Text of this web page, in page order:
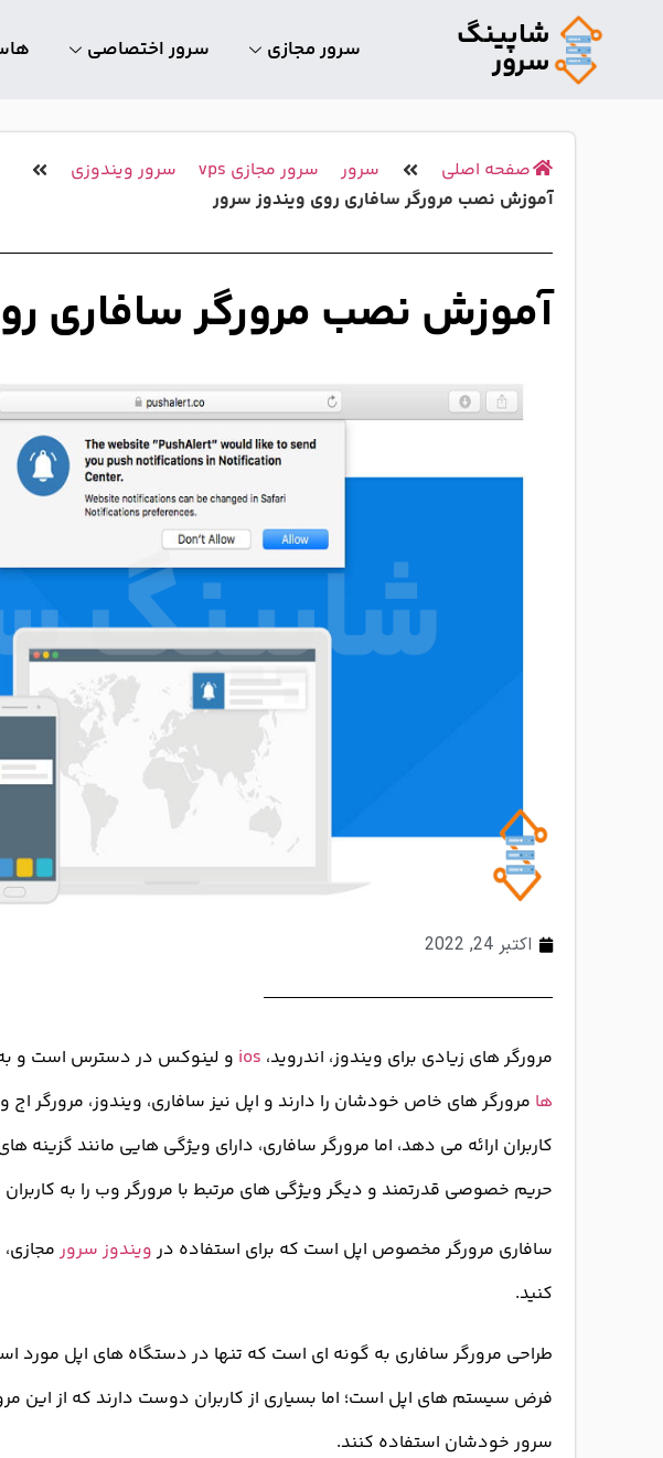
شاپینگ
سرور سرور مجازی سرور اختصاصی
صفحه اصلی سرور سرور مجازی vps
سرور ویندوزی
آموزش نصب مرورگر سافاری روی ویندوز سرور
آموزش نصب مرورگر سافاری
اکتبر 24, 2022
مرورگر های زیادی برای ویندوز، اندروید، ios و لینوکس در دسترس است و
ها مرورگر های خاص خودشان را دارند و اپل نیز سافاری، ویندوز، مرورگر
کاربران ارائه می دهد، اما مرورگر سافاری، دارای ویژگی هایی مانند
حریم خصوصی قدرتمند و دیگر ویژگی های مرتبط با مرورگر وب را به
سافاری مرورگر مخصوص اپل است که برای استفاده درویندوز سرور
کنید.
طراحی مرورگر سافاری به گونه ای است که تنها در دستگاه های اپل مورد
فرض سیستم های اپل است؛ اما بسیاری از کاربران دوست دارند که از این
سرور خودشان استفاده کنند.